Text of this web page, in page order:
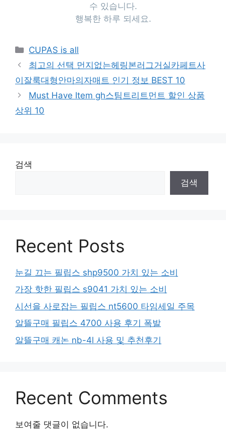
수 있습니다.
행복한 하루 되세요.
Categories
CUPAS is all
최고의 선택 먼지없는헤링본러그거실카페트사
이잘룩대형안마의자매트 인기 정보 BEST 10
Must Have Item gh스팀트리트먼트 할인 상품
상위 10
검색
검색
Recent Posts
눈길 끄는 필립스 shp9500 가치 있는 소비
가장 핫한 필립스 s9041 가치 있는 소비
시선을 사로잡는 필립스 nt5600 타임세일 주목
알뜰구매 필립스 4700 사용 후기 폭발
알뜰구매 캐논 nb-4l 사용 및 추천후기
Recent Comments
보여줄 댓글이 없습니다.